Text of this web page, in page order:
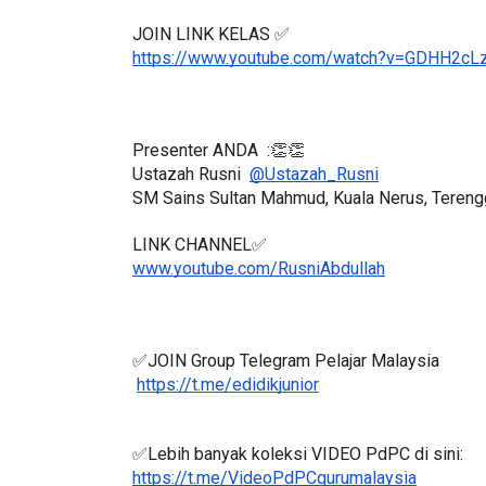
JOIN LINK KELAS ✅
https://www.youtube.com/
Presenter ANDA  :👏👏
Ustazah Rusni @Ustazah_Rusni
SM Sains Sultan Mahmud, Kuala Nerus,
LINK CHANNEL✅
www.youtube.com/RusniAbdullah
✅JOIN Group Telegram Pelajar Malaysia
https://t.me/edidikjunior
✅Lebih banyak koleksi VIDEO PdPC di sini:
https://t.me/VideoPdPCgurumalaysia